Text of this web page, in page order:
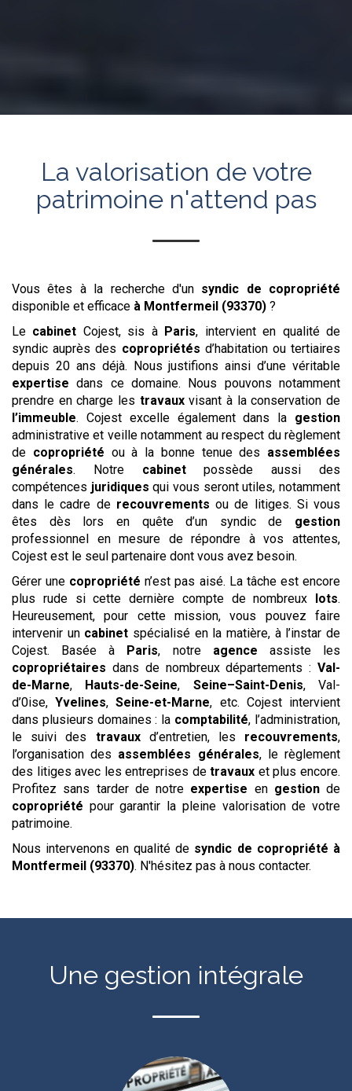
La valorisation de votre
patrimoine n'attend pas
Vous êtes à la recherche d'un syndic de copropriété
disponible et efficace à Montfermeil (93370) ?
Le cabinet Cojest, sis à Paris, intervient en qualité de
syndic auprès des copropriétés d’habitation ou tertiaires
depuis 20 ans déjà. Nous justifions ainsi d’une véritable
expertise dans ce domaine. Nous pouvons notamment
prendre en charge les travauxvisant à la conservation de
l’immeuble. Cojest excelle également dans la gestion
administrative et veille notamment au respect du règlement
de copropriété ou à la bonne tenue des assemblées
générales. Notre cabinetpossède aussi des
compétences juridiques qui vous seront utiles, notamment
dans le cadre de recouvrements ou de litiges. Si vous
êtes dès lors en quête d’un syndic de gestion
professionnel en mesure de répondre à vos attentes,
Cojest est le seul partenaire dont vous avez besoin.
Gérer une copropriété n’est pas aisé. La tâche est encore
plus rude si cette dernière compte de nombreux lots.
Heureusement, pour cette mission, vous pouvez faire
intervenir un cabinet spécialisé en la matière, à l’instar de
Cojest. Basée à Paris, notre agence assiste les
copropriétaires dans de nombreux départements : Val-
de-Marne, Hauts-de-Seine, Seine–Saint-Denis, Val-
d’0ise,Yvelines,Seine-et-Marne, etc. Cojest intervient
dans plusieurs domaines : la comptabilité, l’administration,
le suivi des travauxd’entretien, les recouvrements,
l’organisation des assemblées générales, le règlement
des litiges avec les entreprises detravaux et plus encore.
Profitez sans tarder de notre expertise en gestionde
copropriété pour garantir la pleine valorisation de votre
patrimoine.
Nous intervenons en qualité de syndic de copropriété à
Montfermeil (93370). N'hésitez pas à nous contacter.
Une gestion intégrale